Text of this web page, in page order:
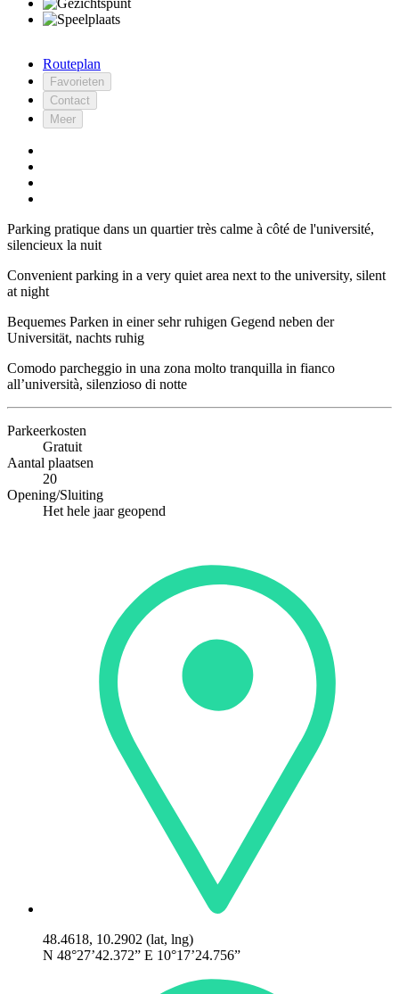
Routeplan
Favorieten
Contact
Meer
Parking pratique dans un quartier très calme à côté de l'université,
silencieux la nuit
Convenient parking in a very quiet area next to the university, silent
at night
Bequemes Parken in einer sehr ruhigen Gegend neben der
Universität, nachts ruhig
Comodo parcheggio in una zona molto tranquilla in fianco
all’università, silenzioso di notte
Parkeerkosten
Gratuit
Aantal plaatsen
20
Opening/Sluiting
Het hele jaar geopend
48.4618, 10.2902 (lat, lng)
N 48°27’42.372” E 10°17’24.756”